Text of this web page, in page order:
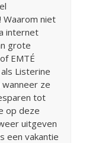
niet
internet
grote
EMTÉ
Listerine
ze
tot
op deze
uitgeven
een vakantie